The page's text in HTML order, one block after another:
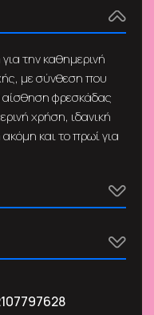
την καθημερινή
με σύνθεση που
αίσθηση φρεσκάδας
χρήση, ιδανική
και το πρωί για